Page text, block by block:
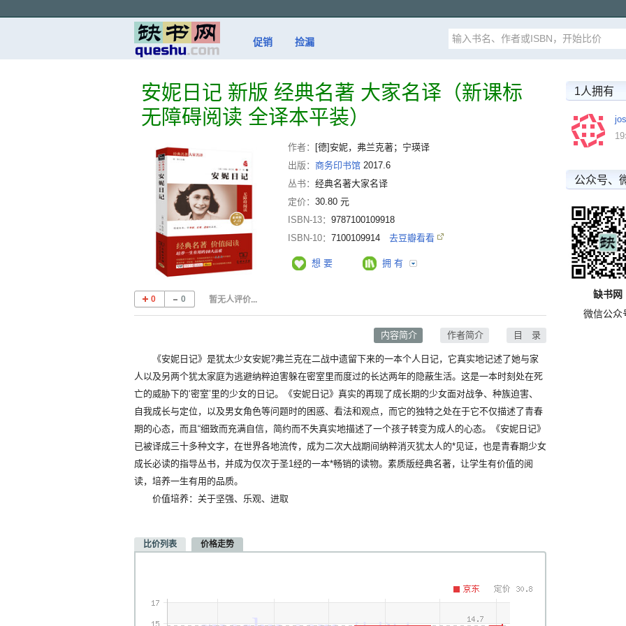
促销 捡漏
安妮日记 新版 经典名著 大家名译（新课标
无障碍阅读 全译本平装）
作者：
[德]安妮，弗兰克著；宁瑛译
出版： 商务印书馆 2017.6
丛书： 经典名著大家名译
定价： 30.80 元
ISBN-13： 9787100109918
ISBN-10： 7100109914 去豆瓣看看
想 要 拥 有
0 0 暂无人评价...
目 录
作者简介
内容简介
《安妮日记》是犹太少女安妮?弗兰克在二战中遗留下来的一本个人日记，它真实地记述了她与家
人以及另两个犹太家庭为逃避纳粹迫害躲在密室里而度过的长达两年的隐蔽生活。这是一本时刻处在死
亡的威胁下的‘密室’里的少女的日记。《安妮日记》真实的再现了成长期的少女面对战争、种族迫害、
自我成长与定位，以及男女角色等问题时的困惑、看法和观点，而它的独特之处在于它不仅描述了青春
期的心态，而且“细致而充满自信，简约而不失真实地描述了一个孩子转变为成人的心态。《安妮日记》
已被译成三十多种文字，在世界各地流传，成为二次大战期间纳粹消灭犹太人的*见证，也是青春期少女
成长必读的指导丛书，并成为仅次于圣1经的一本*畅销的读物。素质版经典名著，让学生有价值的阅
读，培养一生有用的品质。
价值培养：关于坚强、乐观、进取
比价列表 价格走势
1人拥有
公众号、
缺书网
微信公众